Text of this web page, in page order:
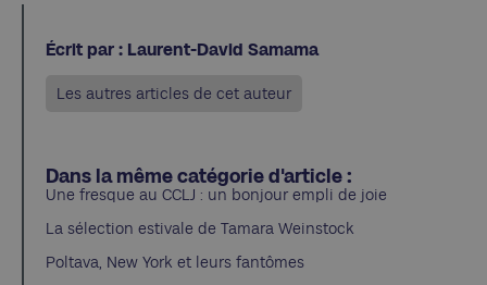
Écrit par : Laurent-David Samama
Les autres articles de cet auteur
Dans la même catégorie d'article :
Une fresque au CCLJ : un bonjour empli de joie
La sélection estivale de Tamara Weinstock
Poltava, New York et leurs fantômes